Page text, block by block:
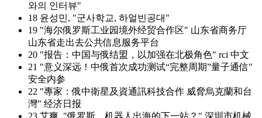
와의 인터뷰"
18 윤성민, "군사학교, 하얼빈공대"
19 "海尔俄罗斯工业园境外经贸合作区" 山东省商务厅
山东省走出去公共信息服务平台
20 "报告：中国与俄结盟，以加强在北极角色" rci 中文
21 "意义深远！中俄首次成功测试“完整周期”量子通信"
安全内参
22 "專家：俄中衛星及資通訊科技合作 威脅烏克蘭和台
灣" 经济日报
23 艾爽, "俄罗斯，机器人出海的下一站？" 深圳市机械